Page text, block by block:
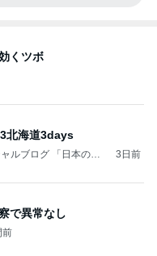
くツボ
北海道3days
ルブログ 「日本の
3日前
で異常なし
前